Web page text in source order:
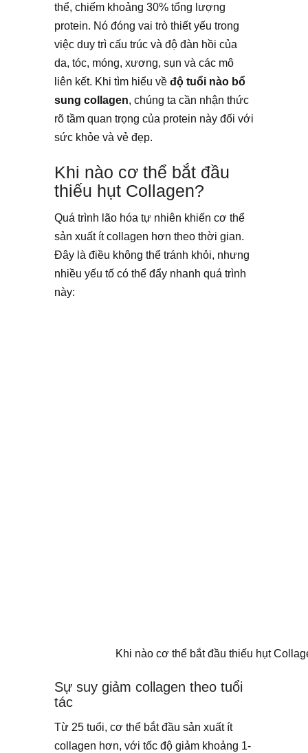
thể, chiếm khoảng 30% tổng lượng
protein. Nó đóng vai trò thiết yếu trong
việc duy trì cấu trúc và độ đàn hồi của
da, tóc, móng, xương, sụn và các mô
liên kết. Khi tìm hiểu về độ tuổi nào bổ
sung collagen, chúng ta cần nhận thức
rõ tầm quan trọng của protein này đối với
sức khỏe và vẻ đẹp.
Khi nào cơ thể bắt đầu
thiếu hụt Collagen?
Quá trình lão hóa tự nhiên khiến cơ thể
sản xuất ít collagen hơn theo thời gian.
Đây là điều không thể tránh khỏi, nhưng
nhiều yếu tố có thể đẩy nhanh quá trình
này:
Khi nào cơ thể bắt đầu thiếu hụt
Sự suy giảm collagen theo tuổi
tác
Từ 25 tuổi, cơ thể bắt đầu sản xuất ít
collagen hơn, với tốc độ giảm khoảng 1-